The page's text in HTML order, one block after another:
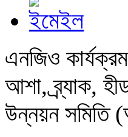
এনজিও
আশা, ব্র্যাক,
উন্নয়ন